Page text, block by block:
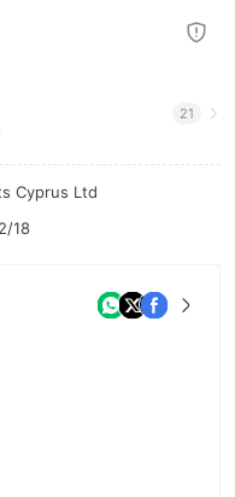
21
Cyprus Ltd
18